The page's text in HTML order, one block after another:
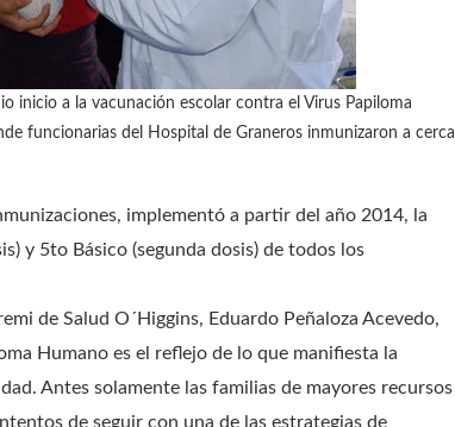
inicio a la vacunación escolar contra el Virus Papiloma
funcionarias del Hospital de Graneros inmunizaron a cerca
implementó a partir del año 2014, la
y 5to Básico (segunda dosis) de todos los
de Salud O´Higgins, Eduardo Peñaloza Acevedo,
Humano es el reflejo de lo que manifiesta la
Antes solamente las familias de mayores recursos
de seguir con una de las estrategias de